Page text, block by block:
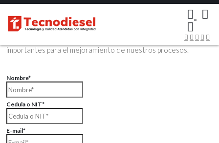
Contáctenos Vía Email
Envíenos sus datos con sus comentarios, sus opiniones son muy
importantes para el mejoramiento de nuestros procesos.
Nombre*
Cedula o NIT*
E-mail*